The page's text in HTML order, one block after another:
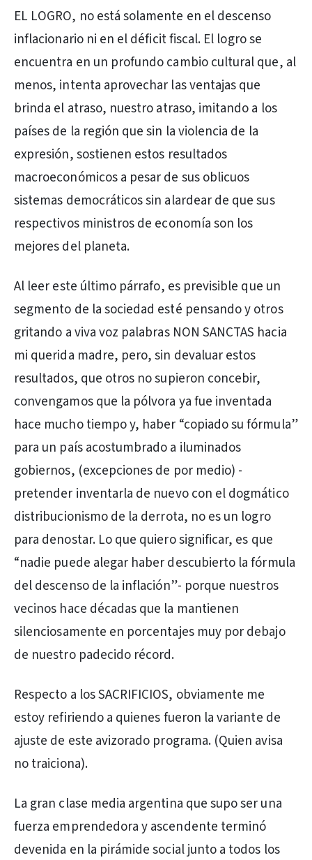
EL LOGRO, no está solamente en el descenso
inflacionario ni en el déficit fiscal. El logro se
encuentra en un profundo cambio cultural que, al
menos, intenta aprovechar las ventajas que
brinda el atraso, nuestro atraso, imitando a los
países de la región que sin la violencia de la
expresión, sostienen estos resultados
macroeconómicos a pesar de sus oblicuos
sistemas democráticos sin alardear de que sus
respectivos ministros de economía son los
mejores del planeta.
Al leer este último párrafo, es previsible que un
segmento de la sociedad esté pensando y otros
gritando a viva voz palabras NON SANCTAS hacia
mi querida madre, pero, sin devaluar estos
resultados, que otros no supieron concebir,
convengamos que la pólvora ya fue inventada
hace mucho tiempo y, haber “copiado su fórmula”
para un país acostumbrado a iluminados
gobiernos, (excepciones de por medio) -
pretender inventarla de nuevo con el dogmático
distribucionismo de la derrota, no es un logro
para denostar. Lo que quiero significar, es que
“nadie puede alegar haber descubierto la fórmula
del descenso de la inflación”- porque nuestros
vecinos hace décadas que la mantienen
silenciosamente en porcentajes muy por debajo
de nuestro padecido récord.
Respecto a los SACRIFICIOS, obviamente me
estoy refiriendo a quienes fueron la variante de
ajuste de este avizorado programa. (Quien avisa
no traiciona).
La gran clase media argentina que supo ser una
fuerza emprendedora y ascendente terminó
devenida en la pirámide social junto a todos los